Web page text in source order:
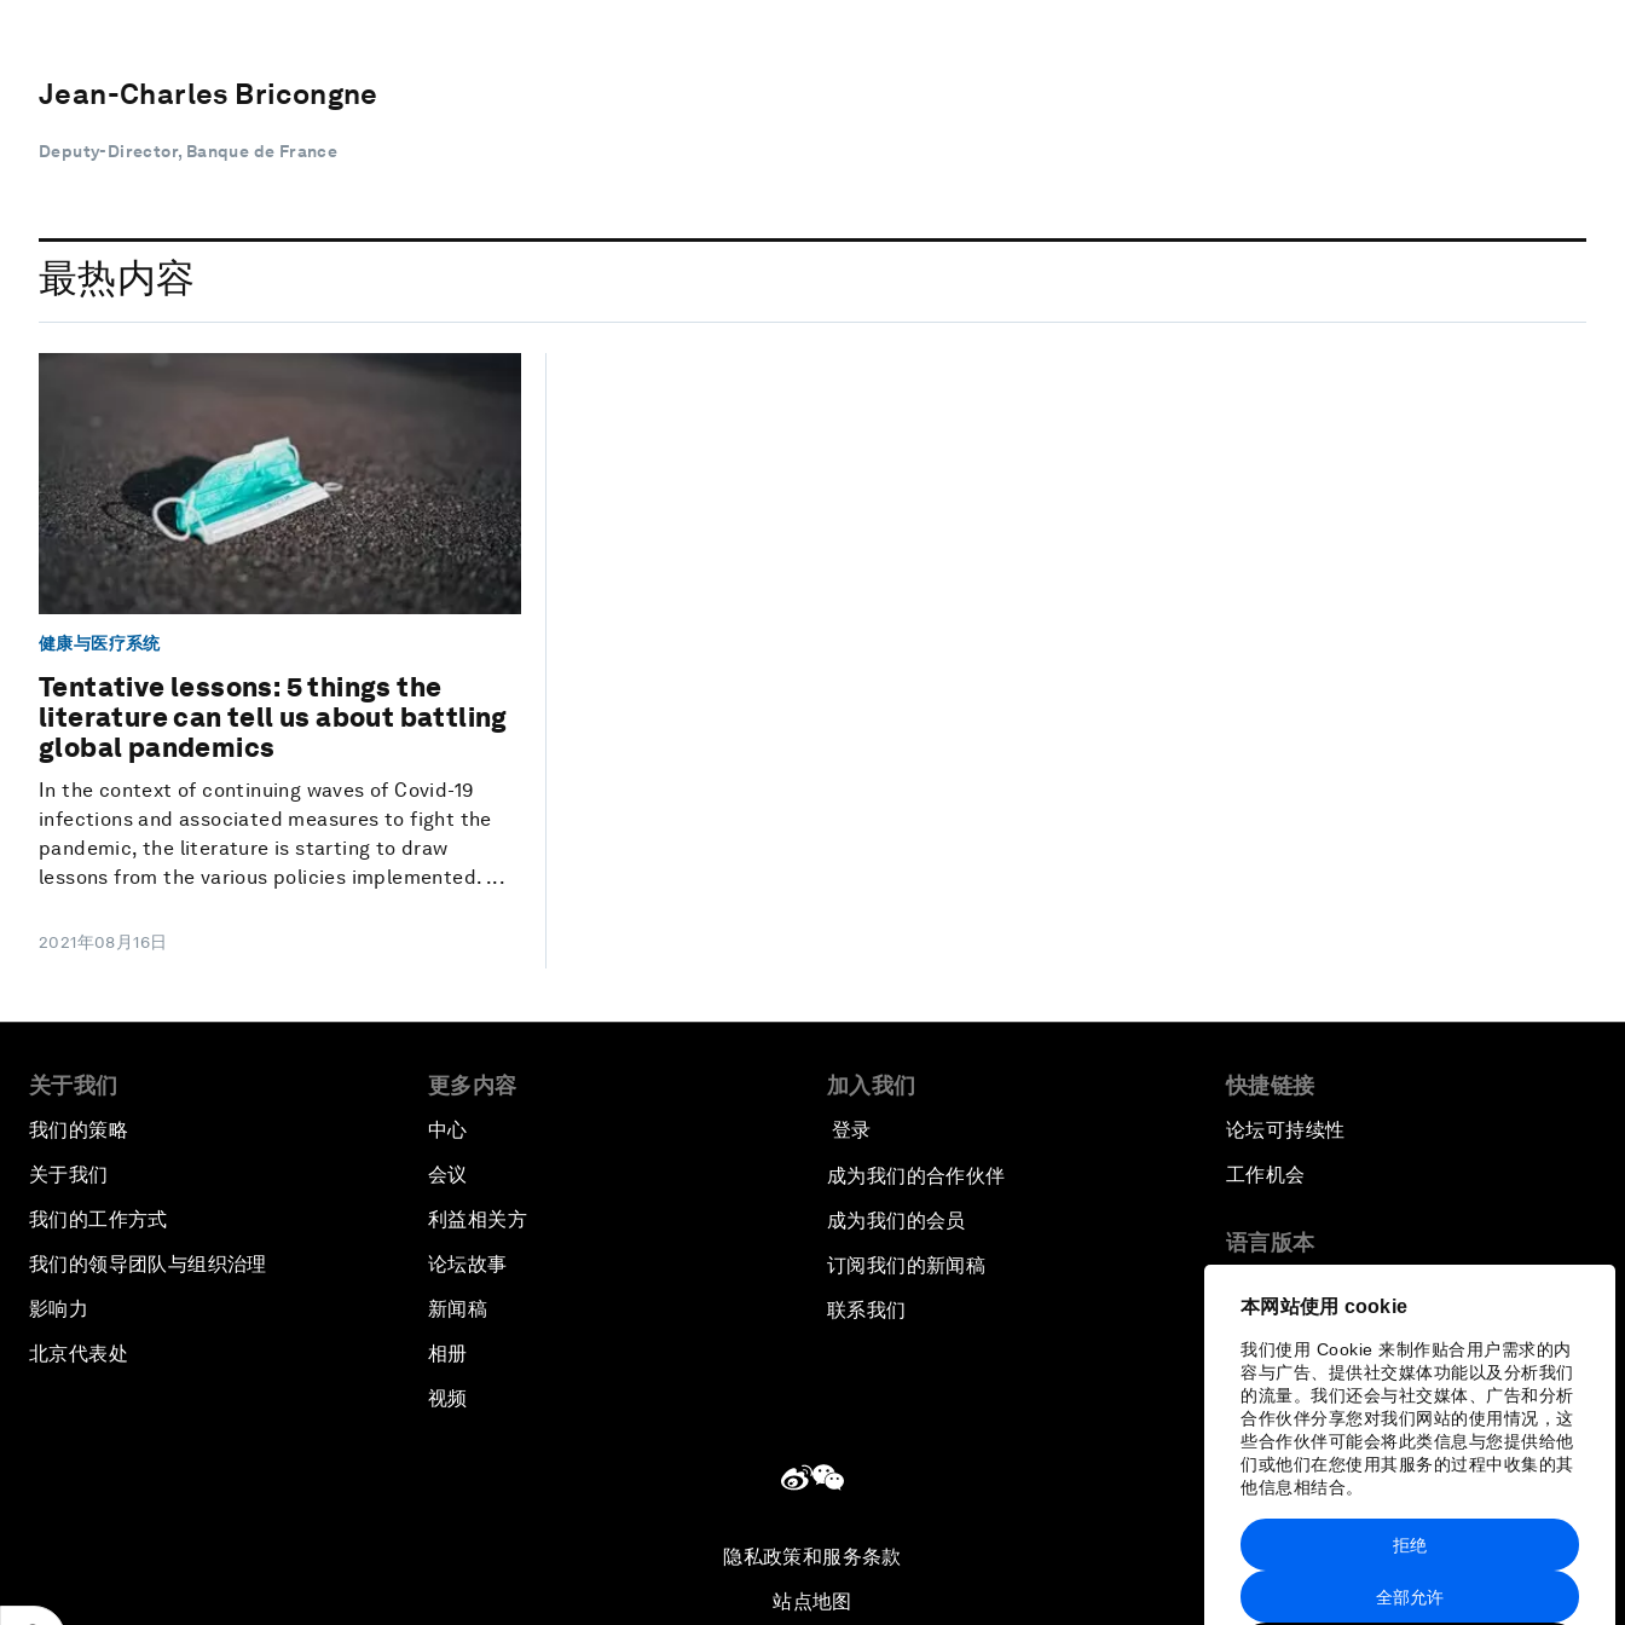
本网站使用 cookie
我们使用 Cookie 来制作贴合用户需求的内
容与广告、提供社交媒体功能以及分析我们
的流量。我们还会与社交媒体、广告和分析
合作伙伴分享您对我们网站的使用情况，这
些合作伙伴可能会将此类信息与您提供给他
们或他们在您使用其服务的过程中收集的其
他信息相结合。
全部允许
拒绝
Jean-Charles Bricongne
Deputy-Director, Banque de France
最热内容
健康与医疗系统
Tentative lessons: 5 things the
literature can tell us about battling
global pandemics
In the context of continuing waves of Covid-19
infections and associated measures to fight the
pandemic, the literature is starting to draw
lessons from the various policies implemented. ...
2021年08月16日
关于我们
我们的策略
关于我们
我们的工作方式
我们的领导团队与组织治理
影响力
北京代表处
更多内容
中心
会议
利益相关方
论坛故事
新闻稿
相册
视频
加入我们
登录
成为我们的合作伙伴
成为我们的会员
订阅我们的新闻稿
联系我们
快捷链接
论坛可持续性
工作机会
语言版本
隐私政策和服务条款
站点地图